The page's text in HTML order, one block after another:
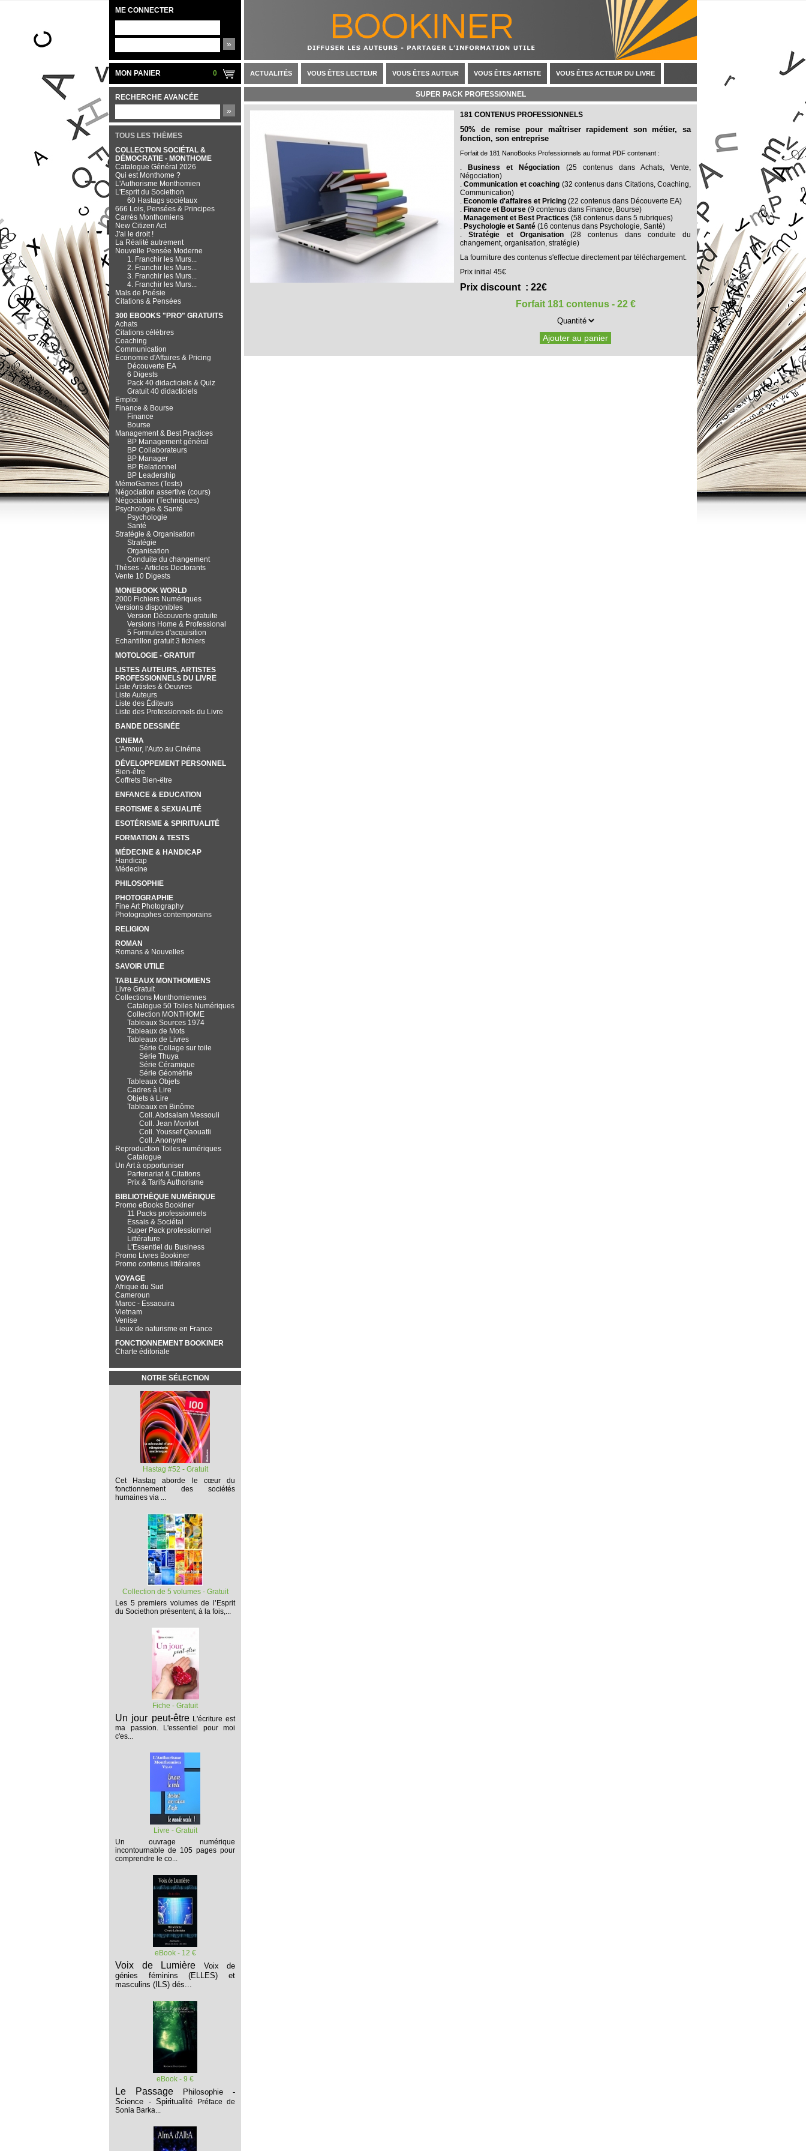
ME CONNECTER
»
MON PANIER 0
RECHERCHE AVANCÉE
»
TOUS LES THÈMES
COLLECTION SOCIÉTAL &
DÉMOCRATIE - MONTHOME
Catalogue Général 2026
Qui est Monthome ?
L'Authorisme Monthomien
L'Esprit du Societhon
60 Hastags sociétaux
666 Lois, Pensées & Principes
Carrés Monthomiens
New Citizen Act
J'ai le droit !
La Réalité autrement
Nouvelle Pensée Moderne
1. Franchir les Murs...
2. Franchir les Murs...
3. Franchir les Murs...
4. Franchir les Murs...
Mals de Poésie
Citations & Pensées
300 EBOOKS "PRO" GRATUITS
Achats
Citations célèbres
Coaching
Communication
Economie d'Affaires & Pricing
Découverte EA
6 Digests
Pack 40 didacticiels & Quiz
Gratuit 40 didacticiels
Emploi
Finance & Bourse
Finance
Bourse
Management & Best Practices
BP Management général
BP Collaborateurs
BP Manager
BP Relationnel
BP Leadership
MémoGames (Tests)
Négociation assertive (cours)
Négociation (Techniques)
Psychologie & Santé
Psychologie
Santé
Stratégie & Organisation
Stratégie
Organisation
Conduite du changement
Thèses - Articles Doctorants
Vente 10 Digests
MONEBOOK WORLD
2000 Fichiers Numériques
Versions disponibles
Version Découverte gratuite
Versions Home & Professional
5 Formules d'acquisition
Echantillon gratuit 3 fichiers
MOTOLOGIE - GRATUIT
LISTES AUTEURS, ARTISTES
PROFESSIONNELS DU LIVRE
Liste Artistes & Oeuvres
Liste Auteurs
Liste des Éditeurs
Liste des Professionnels du Livre
BANDE DESSINÉE
CINEMA
L'Amour, l'Auto au Cinéma
DÉVELOPPEMENT PERSONNEL
Bien-être
Coffrets Bien-ëtre
ENFANCE & EDUCATION
EROTISME & SEXUALITÉ
ESOTÉRISME & SPIRITUALITÉ
FORMATION & TESTS
MÉDECINE & HANDICAP
Handicap
Médecine
PHILOSOPHIE
PHOTOGRAPHIE
Fine Art Photography
Photographes contemporains
RELIGION
ROMAN
Romans & Nouvelles
SAVOIR UTILE
TABLEAUX MONTHOMIENS
Livre Gratuit
Collections Monthomiennes
Catalogue 50 Toiles Numériques
Collection MONTHOME
Tableaux Sources 1974
Tableaux de Mots
Tableaux de Livres
Série Collage sur toile
Série Thuya
Série Céramique
Série Géométrie
Tableaux Objets
Cadres à Lire
Objets à Lire
Tableaux en Binôme
Coll. Abdsalam Messouli
Coll. Jean Monfort
Coll. Youssef Qaouatli
Coll. Anonyme
Reproduction Toiles numériques
Catalogue
Un Art à opportuniser
Partenariat & Citations
Prix & Tarifs Authorisme
BIBLIOTHÈQUE NUMÉRIQUE
Promo eBooks Bookiner
11 Packs professionnels
Essais & Sociétal
Super Pack professionnel
Littérature
L'Essentiel du Business
Promo Livres Bookiner
Promo contenus littéraires
VOYAGE
Afrique du Sud
Cameroun
Maroc - Essaouira
Vietnam
Venise
Lieux de naturisme en France
FONCTIONNEMENT BOOKINER
Charte éditoriale
NOTRE SÉLECTION
Hastag #52 - Gratuit
Cet
Hastag aborde le cœur du
fonctionnement des sociétés
humaines via ...
Collection de 5 volumes - Gratuit
Les 5 premiers volumesde l’Esprit
du Societhon présentent, à la fois,...
Fiche - Gratuit
Un jour peut-être L'écriture est
ma passion. L'essentiel pour moi
c'es...
Livre - Gratuit
Un ouvrage numérique
incontournable de 105 pages pour
comprendre le co...
eBook - 12 €
Voix de Lumière
Voix de
génies féminins (ELLES) et
masculins (ILS) dés...
eBook - 9 €
Le Passage
Philosophie -
Science - Spiritualité
Préface de
Sonia Barka...
ACTUALITÉS VOUS ÊTES LECTEUR VOUS ÊTES AUTEUR VOUS ÊTES ARTISTE VOUS ÊTES ACTEUR DU LIVRE
SUPER PACK PROFESSIONNEL
181 CONTENUS PROFESSIONNELS
50% de remise pour maîtriser rapidement son métier, sa
fonction, son entreprise
Forfait de 181 NanoBooks Professionnels au format PDF contenant :
. Business et Négociation (25 contenus dans Achats, Vente,
Négociation)
.Communication et coaching (32 contenus dans Citations, Coaching,
Communication)
. Economie d'affaires et Pricing (22 contenus dans Découverte EA)
. Finance et Bourse (9 contenus dans Finance, Bourse)
. Management et Best Practices (58 contenus dans 5 rubriques)
. Psychologie et Santé (16 contenus dans Psychologie, Santé)
.Stratégie et Organisation(28 contenus dans conduite du
changement, organisation, stratégie)
La fourniture des contenus s'effectue directement par téléchargement.
Prix initial 45€
Prix discount : 22€
Forfait 181 contenus - 22 €
Ajouter au panier